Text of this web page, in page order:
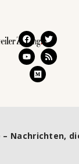
– Nachrichten,